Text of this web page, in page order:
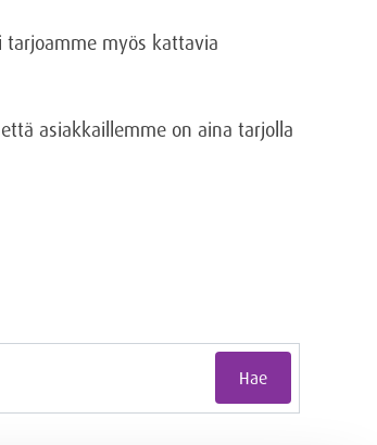
tarjoamme myös kattavia
asiakkaillemme on aina tarjolla
Hae